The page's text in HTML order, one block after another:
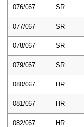
076/067 SR
077/067 SR
078/067 SR
079/067 SR
080/067 HR
081/067 HR
082/067 HR